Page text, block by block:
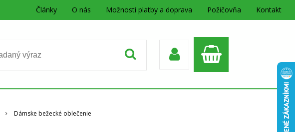
Články O nás Možnosti platby a doprava Požičovňa Kontakt
Dámske bežecké oblečenie